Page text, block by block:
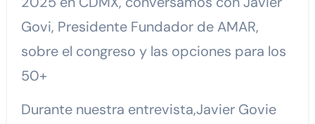
Govi, Presidente Fundador de AMAR,
sobre el congreso y las opciones para los
50+
Durante nuestra entrevista,Javier Govie